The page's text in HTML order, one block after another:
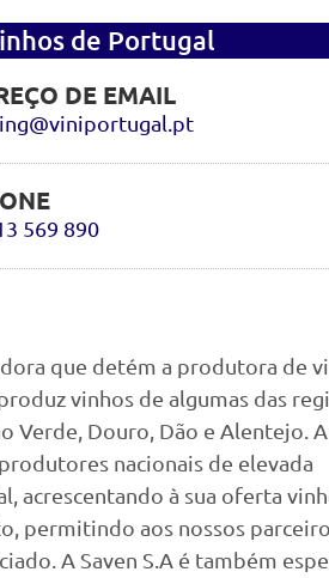
de Portugal
DE EMAIL
569 890
que detém a produtora de
vinhos de algumas das
Verde, Douro, Dão e Alentejo.
nacionais de elevada
acrescentando à sua oferta
permitindo aos nossos
A Saven S.A é também